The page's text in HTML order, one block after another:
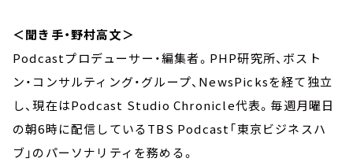
＜聞き手・野村高文＞
Podcastプロデューサー・編集者。PHP研究所、ボスト
ン・コンサルティング・グループ、NewsPicksを経て独立
し、現在はPodcast Studio Chronicle代表。毎週月曜日
の朝6時に配信しているTBS Podcast「東京ビジネスハ
ブ」のパーソナリティを務める。